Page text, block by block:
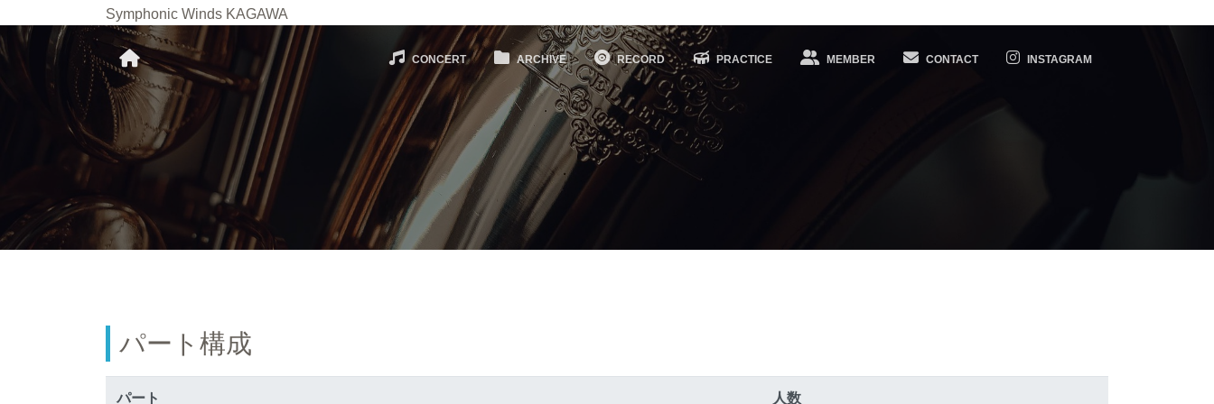
Symphonic Winds KAGAWA
CONCERT ARCHIVE RECORD PRACTICE MEMBER CONTACT INSTAGRAM
パート構成
パート 人数